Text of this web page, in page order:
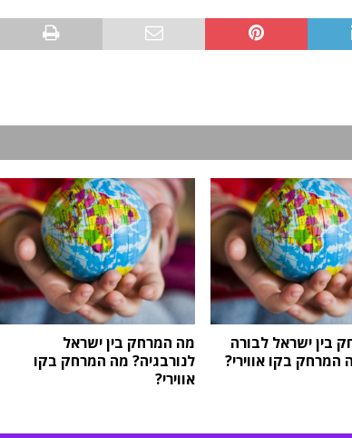
בין ישראל לבורה
המרחק בקו אווירי?
מה המרחק בין ישראל
לנורבגיה? מה המרחק בקו
אווירי?